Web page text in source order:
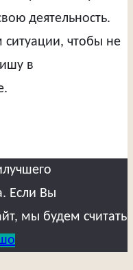
деятельность.
ситуации, чтобы не
в
Если Вы
мы будем считать